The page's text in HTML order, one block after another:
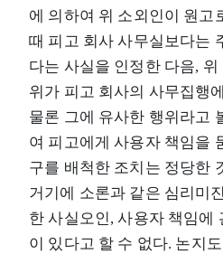
에 의하여 위 소외인이 원고
때 피고 회사 사무실보다는
다는 사실을 인정한 다음,
위가 피고 회사의 사무집행
물론 그에 유사한 행위라고
여 피고에게 사용자 책임을
구를 배척한 조치는 정당한
거기에 소론과 같은 심리미
한 사실오인, 사용자 책임에
이 있다고 할 수 없다. 논지